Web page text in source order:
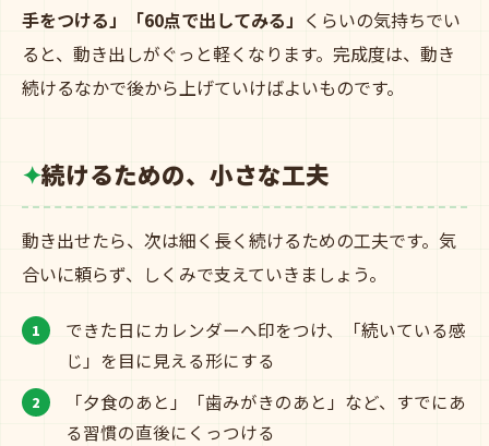
手をつける」「60点で出してみる」 くらいの気持ちでい
ると、動き出しがぐっと軽くなります。完成度は、動き
続けるなかで後から上げていけばよいものです。
続けるための、小さな工夫
動き出せたら、次は細く長く続けるための工夫です。気
合いに頼らず、しくみで支えていきましょう。
できた日にカレンダーへ印をつけ、「続いている感
じ」を目に見える形にする
「夕食のあと」「歯みがきのあと」など、すでにあ
る習慣の直後にくっつける